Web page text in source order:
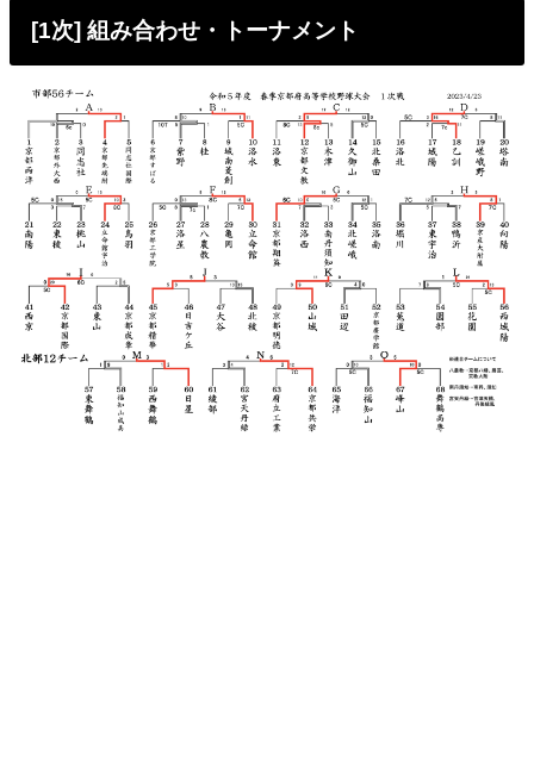
[1次] 組み合わせ・トーナメント